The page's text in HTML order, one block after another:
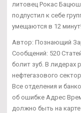
литовец Рокас
подпустил к себе
умещаются в 12
Автор: Познающий
Сообщений: 520
болит зуб. В лидерах
нефтегазового
Все отделения и
об ошибке Адрес
должно быть на